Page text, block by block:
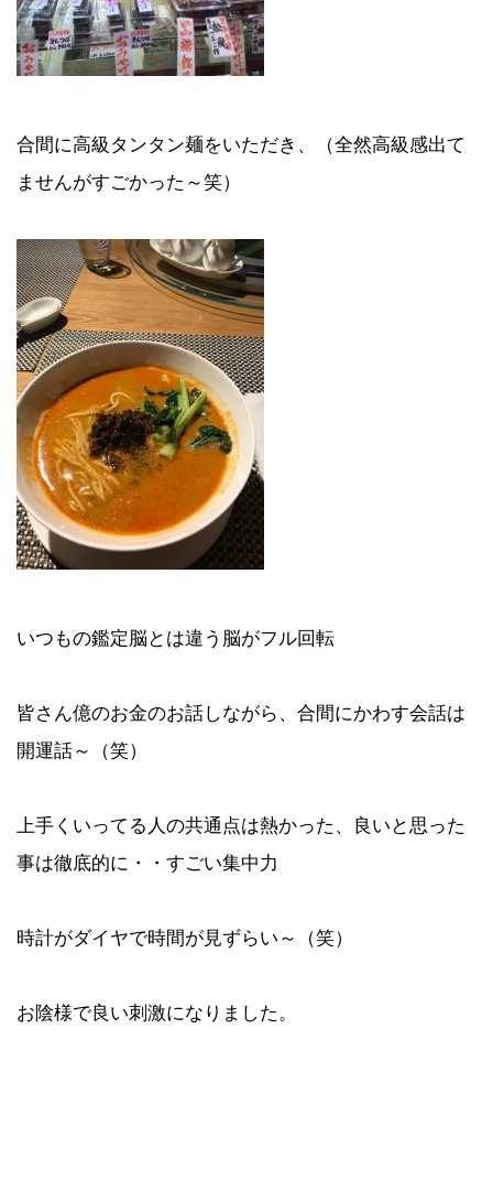
合間に高級タンタン麺をいただき、（全然高級感出て
ませんがすごかった～笑）
いつもの鑑定脳とは違う脳がフル回転
皆さん億のお金のお話しながら、合間にかわす会話は
開運話～（笑）
上手くいってる人の共通点は熱かった、良いと思った
事は徹底的に・・すごい集中力
時計がダイヤで時間が見ずらい～（笑）
お陰様で良い刺激になりました。